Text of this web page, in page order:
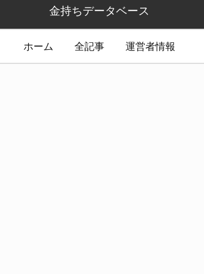
金持ちデータベース
ホーム 全記事 運営者情報